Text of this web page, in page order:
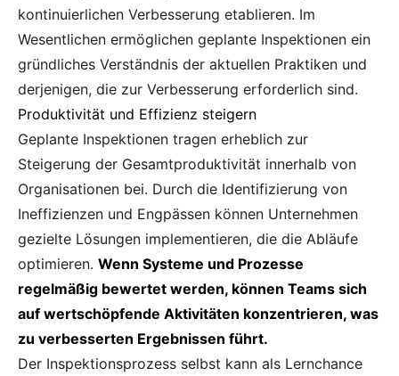
kontinuierlichen Verbesserung etablieren. Im
Wesentlichen ermöglichen geplante Inspektionen ein
gründliches Verständnis der aktuellen Praktiken und
derjenigen, die zur Verbesserung erforderlich sind.
Produktivität und Effizienz steigern
Geplante Inspektionen tragen erheblich zur
Steigerung der Gesamtproduktivität innerhalb von
Organisationen bei. Durch die Identifizierung von
Ineffizienzen und Engpässen können Unternehmen
gezielte Lösungen implementieren, die die Abläufe
optimieren. Wenn Systeme und Prozesse
regelmäßig bewertet werden, können Teams sich
auf wertschöpfende Aktivitäten konzentrieren, was
zu verbesserten Ergebnissen führt.
Der Inspektionsprozess selbst kann als Lernchance